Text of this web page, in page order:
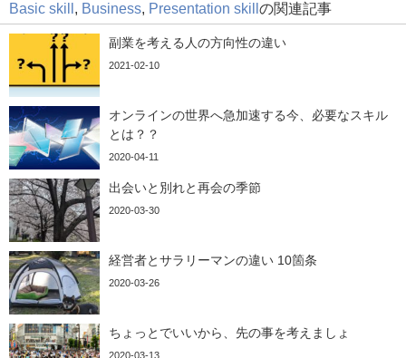
Basic skill Business Presentation skillの関連記事
副業を考える人の方向性の違い
2021-02-10
オンラインの世界へ急加速する今、必要なスキル
とは？？
2020-04-11
出会いと別れと再会の季節
2020-03-30
経営者とサラリーマンの違い 10箇条
2020-03-26
ちょっとでいいから、先の事を考えましょ
2020-03-13